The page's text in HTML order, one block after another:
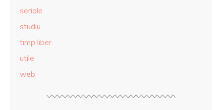
seriale
studiu
timp liber
utile
web